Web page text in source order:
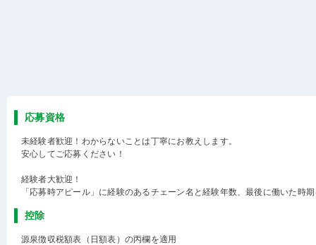
応募資格
未経験者歓迎！わからないことは丁寧にお教えします。
安心してご応募ください！
経験者大歓迎！
「応募時アピール」に経験のあるチェーン名と経験年数、最後に働いた時
控除
源泉徴収税額表（日額表）の丙欄を適用